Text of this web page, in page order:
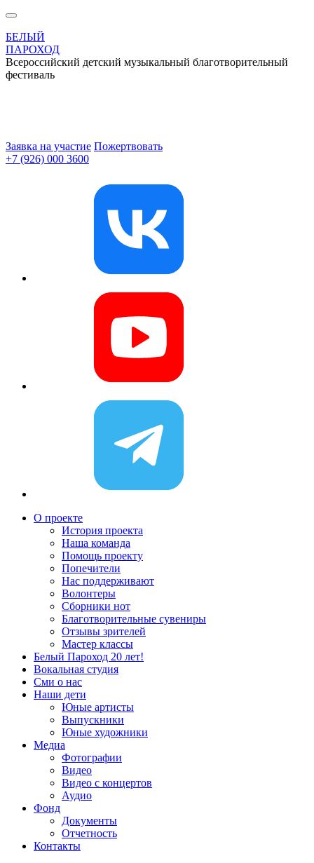
БЕЛЫЙ
ПАРОХОД
Всероссийский детский музыкальный благотворительный
фестиваль
Заявка на участие Пожертвовать
+7 (926) 000 3600
О проекте
История проекта
Наша команда
Помощь проекту
Попечители
Нас поддерживают
Волонтеры
Сборники нот
Благотворительные сувениры
Отзывы зрителей
Мастер классы
Белый Пароход 20 лет!
Вокальная студия
Сми о нас
Наши дети
Юные артисты
Выпускники
Юные художники
Медиа
Фотографии
Видео
Видео с концертов
Аудио
Фонд
Документы
Отчетность
Контакты